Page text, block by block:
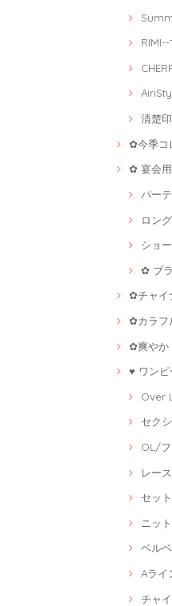
清楚
✿今季コ
✿ 宴会
パー
ロング
ショ
✿ ブ
✿チャイ
✿カラフ
✿爽やか
♥ ワンピ
Over
セク
OL/フ
レー
セッ
ニッ
ベル
Aライ
チャ